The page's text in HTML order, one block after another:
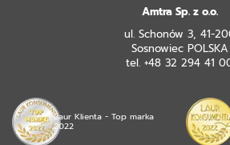
Amtra Sp. z o.o.
ul. Schonów 3, 41-
Sosnowiec POLSKA
tel. +48 32 294 41
Laur Klienta - Top marka
2022